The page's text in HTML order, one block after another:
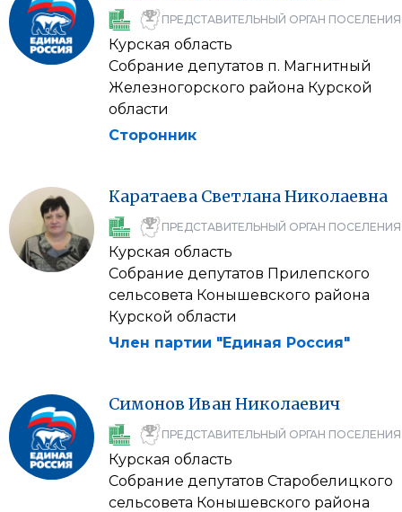
ПРЕДСТАВИТЕЛЬНЫЙ ОРГАН ПОСЕЛЕНИЯ
Курская область
Собрание депутатов п. Магнитный
Железногорского района Курской
области
Сторонник
Каратаева СветланаНиколаевна
ПРЕДСТАВИТЕЛЬНЫЙ ОРГАН ПОСЕЛЕНИЯ
Курская область
Собрание депутатов Прилепского
сельсовета Конышевского района
Курской области
Член партии "Единая Россия"
Симонов ИванНиколаевич
ПРЕДСТАВИТЕЛЬНЫЙ ОРГАН ПОСЕЛЕНИЯ
Курская область
Собрание депутатов Старобелицкого
сельсовета Конышевского района